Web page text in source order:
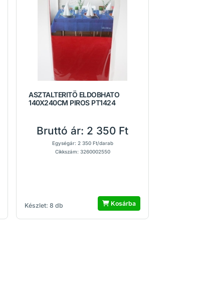
ASZTALTERITÖ ELDOBHATO
140X240CM PIROS PT1424
Készlet: 8 db
Bruttó ár: 2 350 Ft
Egységár: 2 350 Ft/darab
Cikkszám: 3260002550
Kosárba